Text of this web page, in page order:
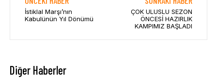
İstiklal Marşı’nın
Kabulünün Yıl Dönümü
ÇOK ULUSLU SEZON
ÖNCESİ HAZIRLIK
KAMPIMIZ BAŞLADI
Diğer Haberler